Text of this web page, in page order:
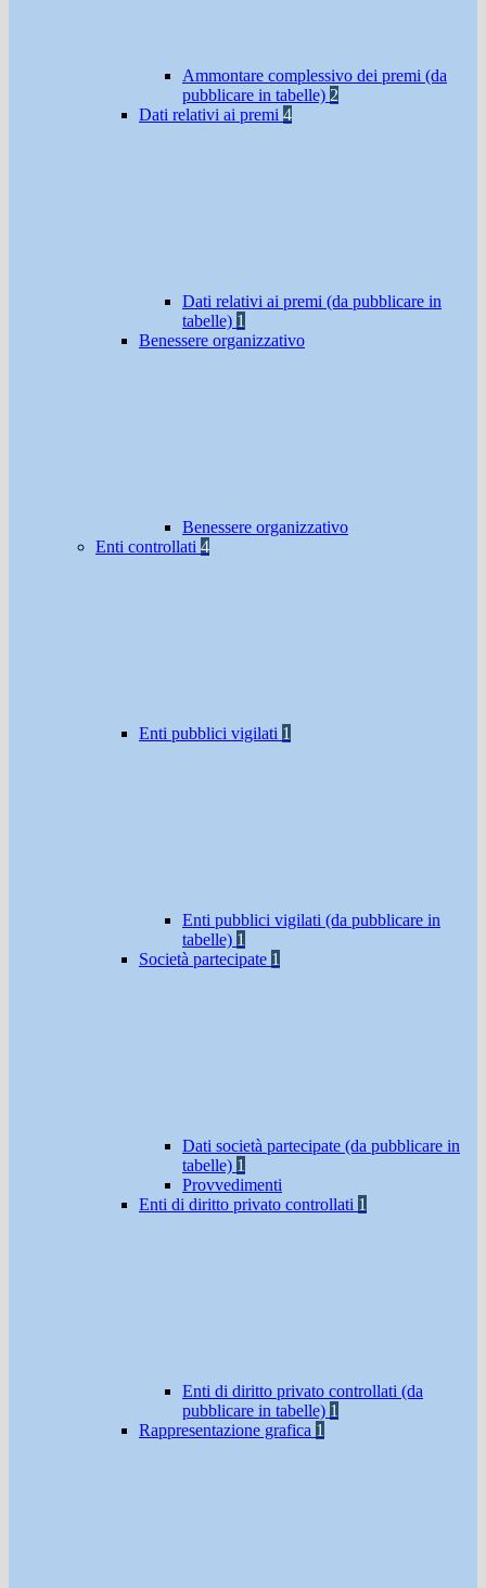
Ammontare complessivo dei premi (da
pubblicare in tabelle) 2
Dati relativi ai premi 4
Dati relativi ai premi (da pubblicare in
tabelle) 1
Benessere organizzativo
Benessere organizzativo
Enti controllati 4
Enti pubblici vigilati 1
Enti pubblici vigilati (da pubblicare in
tabelle) 1
Società partecipate 1
Dati società partecipate (da pubblicare in
tabelle) 1
Provvedimenti
Enti di diritto privato controllati 1
Enti di diritto privato controllati (da
pubblicare in tabelle) 1
Rappresentazione grafica 1